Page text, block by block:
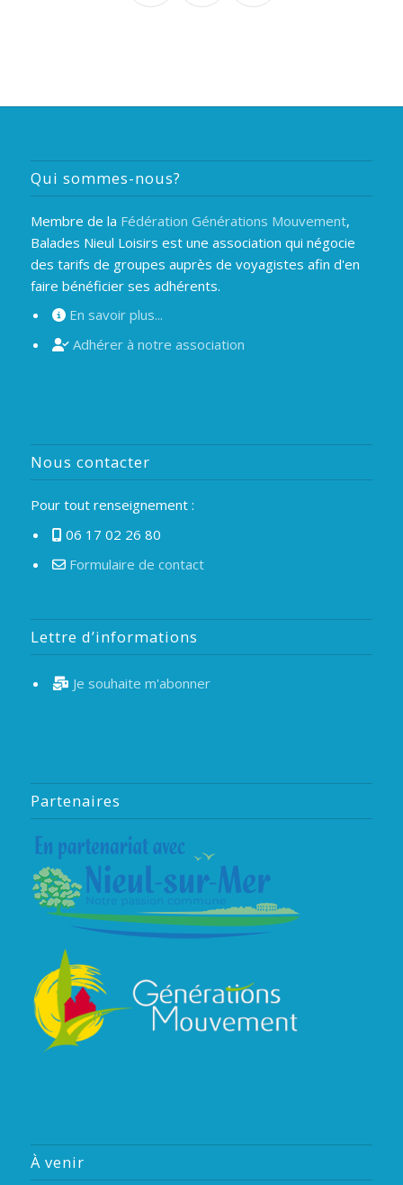
Qui sommes-nous?
Membre de la Fédération Générations Mouvement,
Balades Nieul Loisirs est une association qui négocie
des tarifs de groupes auprès de voyagistes afin d'en
faire bénéficier ses adhérents.
En savoir plus...
Adhérer à notre association
Nous contacter
Pour tout renseignement :
06 17 02 26 80
Formulaire de contact
Lettre d’informations
Je souhaite m'abonner
Partenaires
À venir